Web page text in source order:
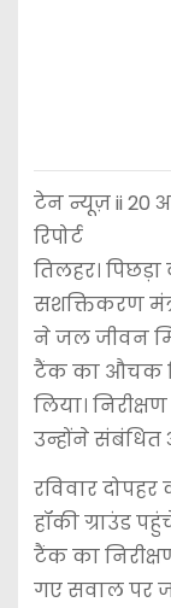
टेन न्यूज़ ii 20
रिपोर्ट
तिलहर।
सशक्तिकरण
ने जल जीवन
टैंक का औचक
लिया।
उन्होंने संबंधित
रविवार
हॉकी ग्राउंड
टैंक का
गए सवाल पर